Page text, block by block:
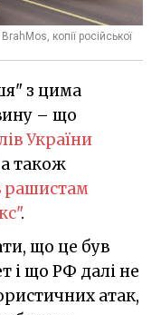
копії російської
з цима
– що
України
а також
рашистам
.
що це був
і що РФ далі не
атак,